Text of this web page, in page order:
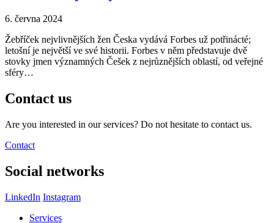
6. června 2024
Žebříček nejvlivnějších žen Česka vydává Forbes už potřinácté;
letošní je největší ve své historii. Forbes v něm představuje dvě
stovky jmen významných Češek z nejrůznějších oblastí, od veřejné
sféry…
Contact us
Are you interested in our services? Do not hesitate to contact us.
Contact
Social networks
LinkedIn Instagram
Services